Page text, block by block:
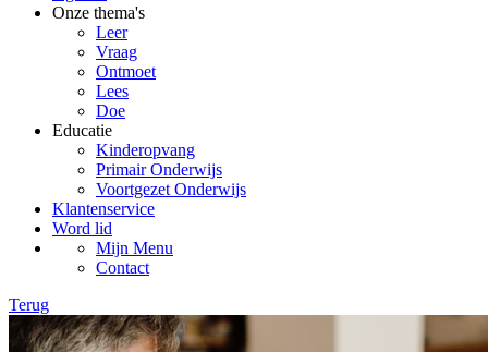
Onze thema's
Leer
Vraag
Ontmoet
Lees
Doe
Educatie
Kinderopvang
Primair Onderwijs
Voortgezet Onderwijs
Klantenservice
Word lid
Mijn Menu
Contact
Terug